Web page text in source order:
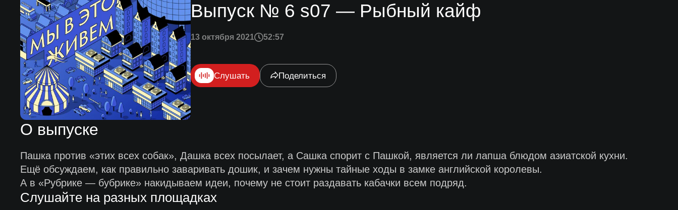
Выпуск № 6 s07 — Рыбный кайф
13 октября 2021 52:57
Слушать Поделиться
О выпуске
Пашка против «этих всех собак», Дашка всех посылает, а Сашка спорит с Пашкой, является ли лапша блюдом азиатской кухни.
Ещё обсуждаем, как правильно заваривать дошик, и зачем нужны тайные ходы в замке английской королевы.
А в «Рубрике — бубрике» накидываем идеи, почему не стоит раздавать кабачки всем подряд.
Слушайте на разных площадках